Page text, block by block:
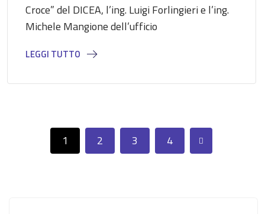
Croce” del DICEA, l’ing. Luigi Forlingieri e l’ing.
Michele Mangione dell’ufficio
LEGGI TUTTO
1 2 3 4